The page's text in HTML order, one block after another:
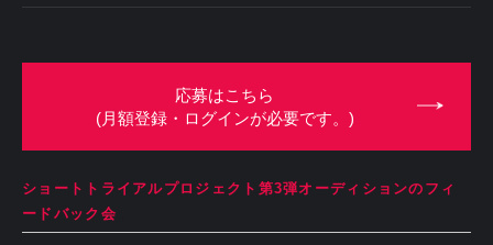
応募はこちら
(月額登録・ログインが必要です。)
ショートトライアルプロジェクト第3弾オーディションのフィ
ードバック会